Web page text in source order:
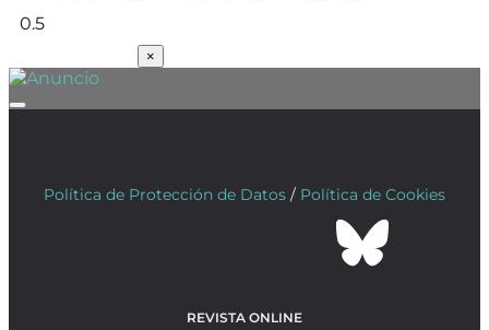
×
Política de Protección de Datos / Política de Cookies
REVISTA ONLINE